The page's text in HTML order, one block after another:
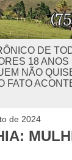
DE
18
NÃO
FATO
de 2024